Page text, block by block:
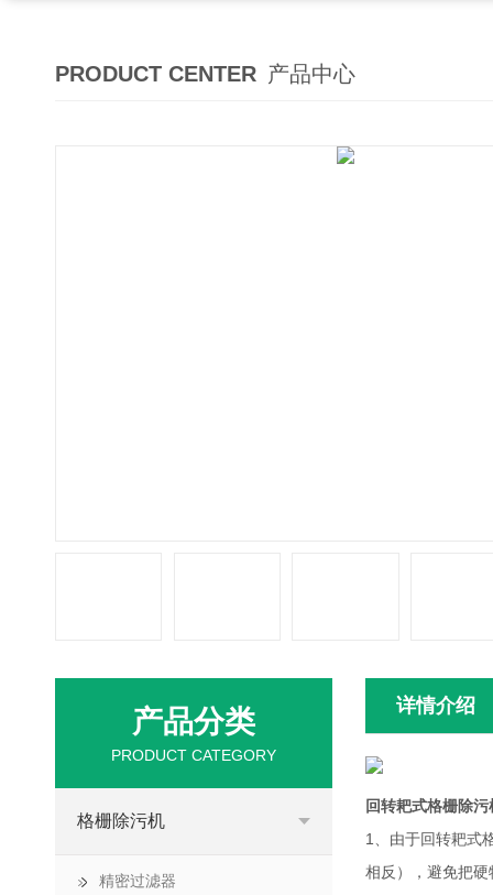
PRODUCT CENTER 产品中心
详情介绍
回转耙式格栅除
1、由于回转耙式
相反），避免把
产品分类
PRODUCT CATEGORY
格栅除污机
精密过滤器